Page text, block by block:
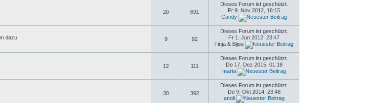
20 691
Dieses Forum ist geschützt.
Fr 9. Nov 2012, 16:15
Candy
dazu
9 92
Dieses Forum ist geschützt.
Fr 1. Jun 2012, 23:47
Finja & Bijou
12 111
Dieses Forum ist geschützt.
Do 17. Dez 2015, 01:18
marta
30 392
Dieses Forum ist geschützt.
Do 9. Okt 2014, 23:48
anoli